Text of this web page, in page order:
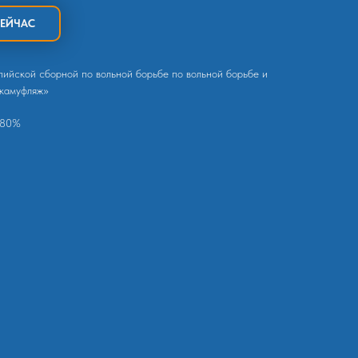
сборной по вольной борьбе по вольной борьбе и